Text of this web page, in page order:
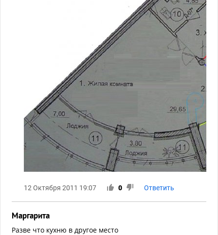
12 Октября 2011 19:07 0 Ответить
Маргарита
Разве что кухню в другое место